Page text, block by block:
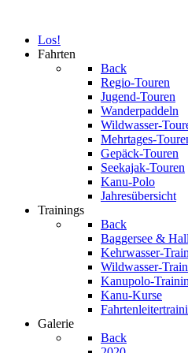
Los!
Fahrten
Back
Regio-Touren
Jugend-Touren
Wanderpaddeln
Wildwasser-
Mehrtages-
Gepäck-Touren
Seekajak-Touren
Kanu-Polo
Jahresübersicht
Trainings
Back
Baggersee &
Kehrwasser-
Wildwasser-
Kanupolo-
Kanu-Kurse
Galerie
Back